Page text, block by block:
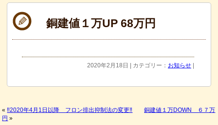
銅建値１万UP 68万円
2020年2月18日 | カテゴリー： お知らせ|
« ‼2020年4月1日以降 フロン排出抑制法の変更‼
銅建値１万DOWN ６７万
円 »